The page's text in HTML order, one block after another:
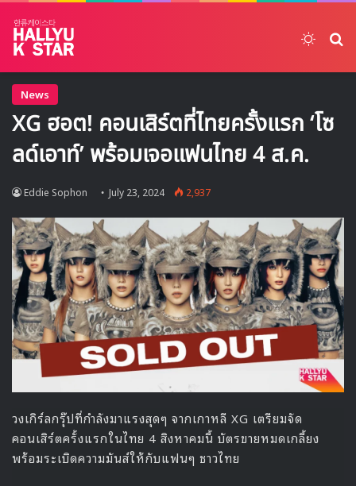
News
XG ฮอต! คอนเสิร์ตที่ไทยครั้งแรก ‘โซ
ลด์เอาท์’ พร้อมเจอแฟนไทย 4 ส.ค.
Eddie Sophon July 23, 2024 2,937
วงเกิร์ลกรุ๊ปที่กำลังมาแรงสุดๆ จากเกาหลี XG เตรียมจัด
คอนเสิร์ตครั้งแรกในไทย 4 สิงหาคมนี้ บัตรขายหมดเกลี้ยง
พร้อมระเบิดความมันส์ให้กับแฟนๆ ชาวไทย